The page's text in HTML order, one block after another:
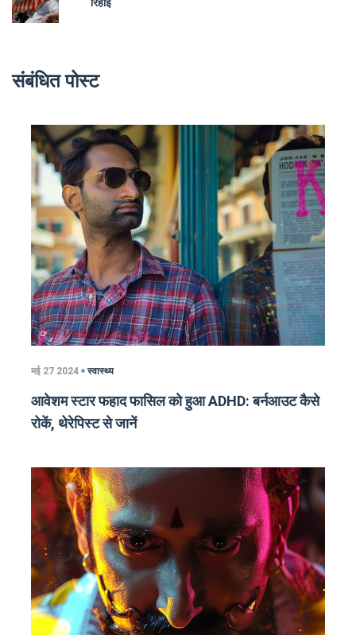
संबंधित पोस्ट
मई 27 2024 स्वास्थ्य
आवेशम स्टार फहाद फासिल को हुआ ADHD: बर्नआउट कैसे
रोकें, थेरेपिस्ट से जानें